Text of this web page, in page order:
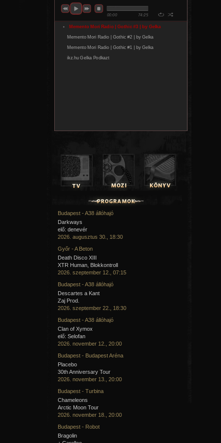
évtized árnyéka" ragyogja be ezt az estét!
2000 körül Csepelre költözött a Patkánylyukból a
sokaknak emlékezetes évtizedet teremtve, már ami az
peremlét minden gyönyörét illeti földrajzilag és
eltelt, és már nem kötelező a romlott sört inni, nem
félfástul, ha nem fér be a banda hangfala. Ritkább a
tucatnyian, akik örömmel és nosztalgiával gondolnak
időkre, nekik (is) szól a hívás: gyertek el ezen az
régiekkel, hallgassuk az ottani nótákat, elevenítsük
Budapest - A38 állóhajó
Darkways
elő: denevér
2026. augusztus 30., 18:30
Győr - A Beton
Death Disco XIII
XTR Human, Blokkontroll
2026. szeptember 12., 07:15
Budapest - A38 állóhajó
Descartes a Kant
Zaj Prod.
2026. szeptember 22., 18:30
Budapest - A38 állóhajó
Clan of Xymox
elő: Selofan
2026. november 12., 20:00
Budapest - Budapest Aréna
Placebo
30th Anniversary Tour
2026. november 13., 20:00
Budapest - Turbina
Chameleons
Arctic Moon Tour
2026. november 18., 20:00
Budapest - Robot
Bragolin